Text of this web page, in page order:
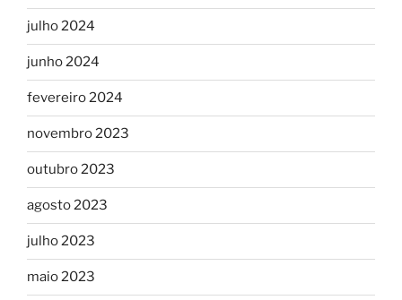
julho 2024
junho 2024
fevereiro 2024
novembro 2023
outubro 2023
agosto 2023
julho 2023
maio 2023